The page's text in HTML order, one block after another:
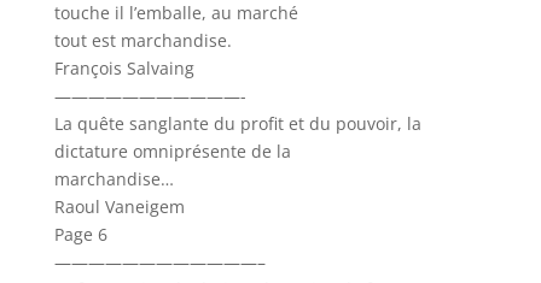
touche il l’emballe, au marché
tout est marchandise.
François Salvaing
———————————-
La quête sanglante du profit et du pouvoir, la
dictature omniprésente de la
marchandise…
Raoul Vaneigem
Page 6
————————————–